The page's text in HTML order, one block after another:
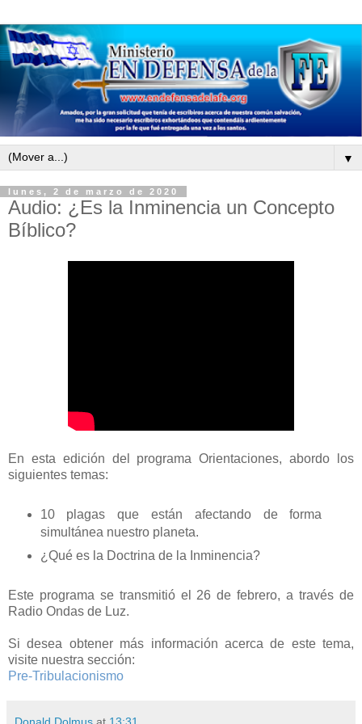
▼
lunes, 2 de marzo de 2020
Audio: ¿Es la Inminencia un Concepto
Bíblico?
En esta edición del programa Orientaciones, abordo los
siguientes temas:
10 plagas que están afectando de forma
simultánea nuestro planeta.
¿Qué es la Doctrina de la Inminencia?
Este programa se transmitió el 26 de febrero, a través de
Radio Ondas de Luz.
Si desea obtener más información acerca de este tema,
visite nuestra sección:
Pre-Tribulacionismo